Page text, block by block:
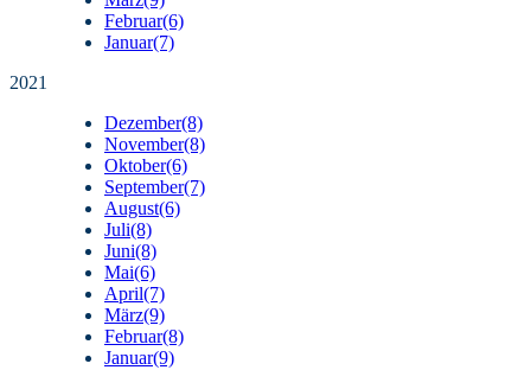
Februar(6)
Januar(7)
2021
Dezember(8)
November(8)
Oktober(6)
September(7)
August(6)
Juli(8)
Juni(8)
Mai(6)
April(7)
März(9)
Februar(8)
Januar(9)